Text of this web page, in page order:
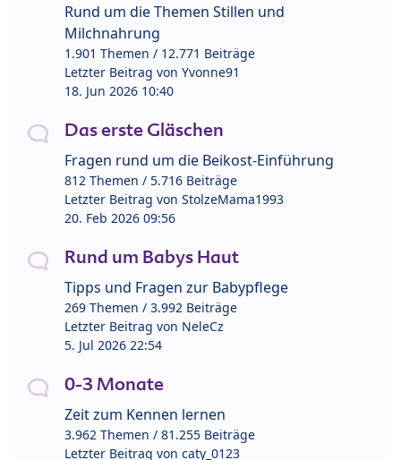
Rund um die Themen Stillen und
Milchnahrung
1.901 Themen / 12.771 Beiträge
Letzter Beitrag von Yvonne91
18. Jun 2026 10:40
Das erste Gläschen
Fragen rund um die Beikost-Einführung
812 Themen / 5.716 Beiträge
Letzter Beitrag von StolzeMama1993
20. Feb 2026 09:56
Rund um Babys Haut
Tipps und Fragen zur Babypflege
269 Themen / 3.992 Beiträge
Letzter Beitrag von NeleCz
5. Jul 2026 22:54
0-3 Monate
Zeit zum Kennen lernen
3.962 Themen / 81.255 Beiträge
Letzter Beitrag von caty_0123